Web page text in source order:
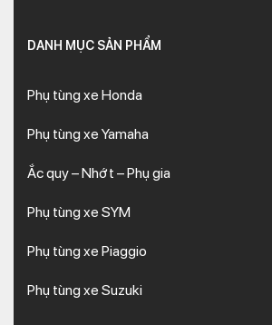
DANH MỤC SẢN PHẨM
Phụ tùng xe Honda
Phụ tùng xe Yamaha
Ắc quy – Nhớt – Phụ gia
Phụ tùng xe SYM
Phụ tùng xe Piaggio
Phụ tùng xe Suzuki